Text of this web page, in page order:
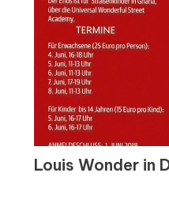
Louis Wonder in